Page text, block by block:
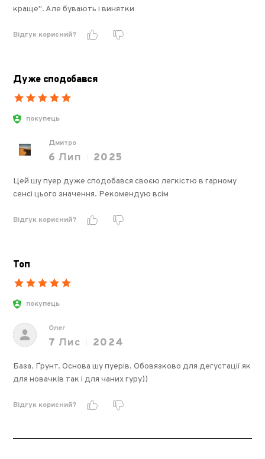
краще". Але бувають і винятки
Відгук корисний?
Дуже сподобався
покупець
Дмитро
6 Лип 2025
Цей шу пуер дуже сподобався своєю легкістю в гарному
сенсі цього значення. Рекомендую всім
Відгук корисний?
Топ
покупець
Олег
7 Лис 2024
База. Ґрунт. Основа шу пуерів. Обовязково для дегустації як
для новачків так і для чаних гуру))
Відгук корисний?